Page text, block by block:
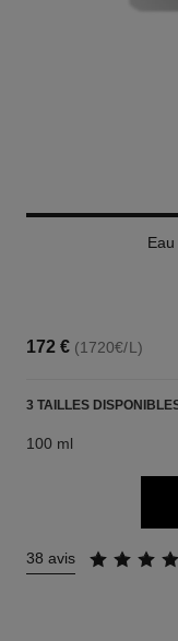
172 € (1720€/L)
3 TAILLES
100 ml
38 avis